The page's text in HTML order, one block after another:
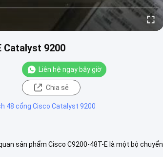
Catalyst 9200
Liên hệ ngay bây giờ
Chia sẻ
48 cổng Cisco Catalyst 9200
sản phẩm Cisco C9200-48T-E là một bộ chuyển